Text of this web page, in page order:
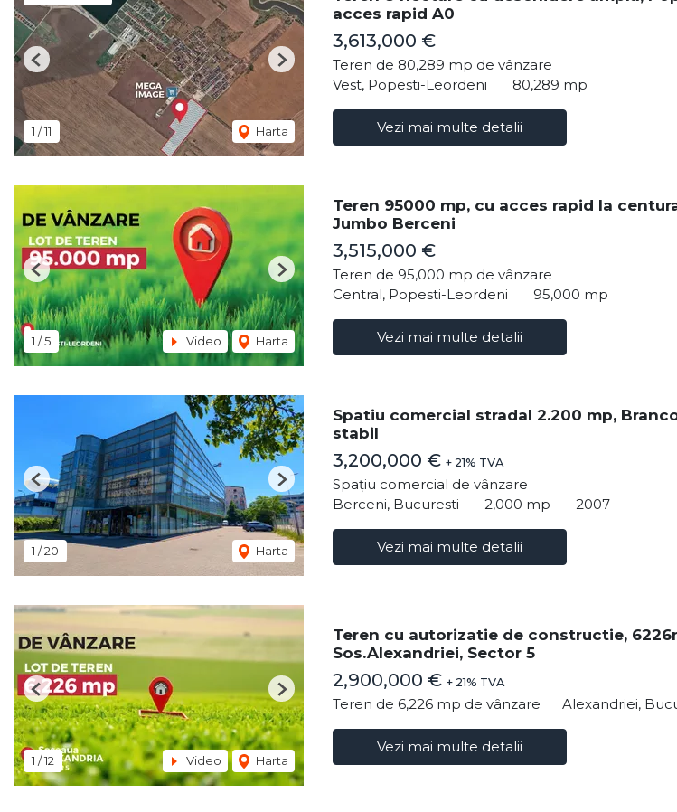
1 /11 Harta
Previous Next
acces rapid A0
3,613,000 €
Teren de 80,289 mp de vânzare
Vest, Popesti-Leordeni
80,289 mp
Vezi mai multe detalii
1 /5 Video Harta
Previous Next
Teren 95000 mp, cu acces rapid la
Jumbo Berceni
3,515,000 €
Teren de 95,000 mp de vânzare
Central, Popesti-Leordeni
95,000 mp
Vezi mai multe detalii
1 /20 Harta
Previous Next
Spatiu comercial stradal 2.200 mp,
stabil
3,200,000 € + 21% TVA
Spațiu comercial de vânzare
Berceni, Bucuresti
2,000 mp 2007
Vezi mai multe detalii
1 /12 Video Harta
Previous Next
Teren cu autorizatie de constructie,
Sos.Alexandriei, Sector 5
2,900,000 € + 21% TVA
Teren de 6,226 mp de vânzare Alexandriei,
Vezi mai multe detalii